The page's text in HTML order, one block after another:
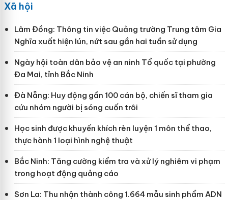
Xã hội
Lâm Đồng: Thông tin việc Quảng trường Trung tâm Gia
Nghĩa xuất hiện lún, nứt sau gần hai tuần sử dụng
Ngày hội toàn dân bảo vệ an ninh Tổ quốc tại phường
Đa Mai, tỉnh Bắc Ninh
Đà Nẵng: Huy động gần 100 cán bộ, chiến sĩ tham gia
cứu nhóm người bị sóng cuốn trôi
Học sinh được khuyến khích rèn luyện 1 môn thể thao,
thực hành 1 loại hình nghệ thuật
Bắc Ninh: Tăng cường kiểm tra và xử lý nghiêm vi phạm
trong hoạt động quảng cáo
Sơn La: Thu nhận thành công 1.664 mẫu sinh phẩm ADN